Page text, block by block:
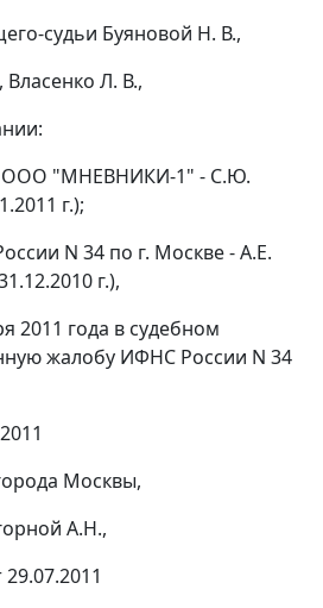
судьи Буяновой Н. В.,
Власенко Л. В.,
ООО "МНЕВНИКИ-1" - С.Ю.
г.);
N 34 по г. Москве - А.Е.
г.),
2011 года в судебном
жалобу ИФНС России N 34
Москвы,
А.Н.,
29.07.2011